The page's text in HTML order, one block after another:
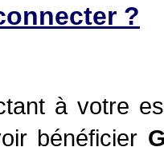
?
à votre
bénéficier